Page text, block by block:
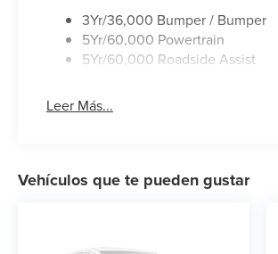
3Yr/36,000 Bumper / Bumper
5Yr/60,000 Powertrain
5Yr/60,000 Roadside Assist
Leer Más...
Vehículos que te pueden gustar